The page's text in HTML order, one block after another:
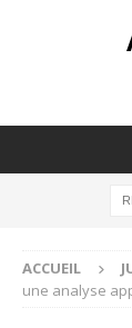
ACCUEIL
une analyse